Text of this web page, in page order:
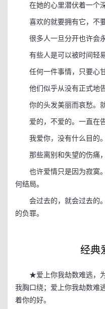
在她的心里潜伏着一个深
喜欢的就要拥有它，不要
很多人一旦分开也许会永
有些人是可以被时间轻易
任何一件事情，只要心甘
他们似乎从没有正式地告
你的头发美丽而哀愁。就
爱的，不爱的。一直在告
我爱你，没有什么目的。
那些离别和失望的伤痛，
也许爱情只是因为寂寞。
何结局。
会过去的，就会过去的。
的负罪。
经典
★爱上你我劫数难逃，为
我胸口绕；爱上你我劫数难
着你的好。